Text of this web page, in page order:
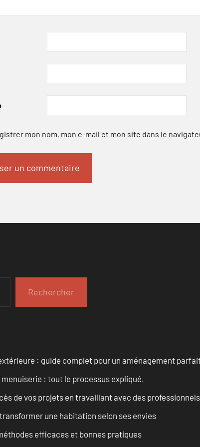
mon nom, mon e-mail et mon site dans le
Rechercher
: guide complet pour un aménagement
menuiserie : tout le processus expliqué.
de vos projets en travaillant avec des professionnels
une habitation selon ses envies
efficaces et bonnes pratiques